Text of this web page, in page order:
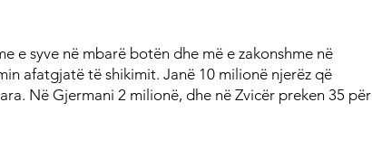
e syve në mbarë botën dhe më e zakonshme në
afatgjatë të shikimit. Janë 10 milionë njerëz që
Në Gjermani 2 milionë, dhe në Zvicër preken 35 për